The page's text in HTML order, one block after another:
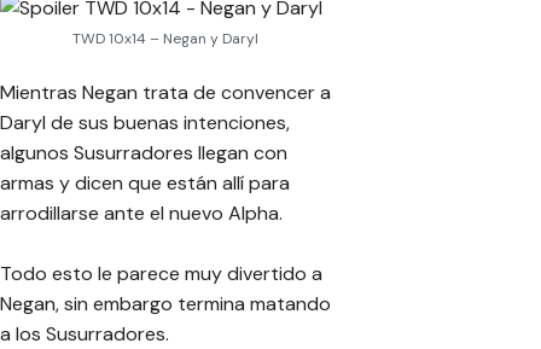
TWD 10x14 – Negan y Daryl
Mientras Negan trata de convencer a
Daryl de sus buenas intenciones,
algunos Susurradores llegan con
armas y dicen que están allí para
arrodillarse ante el nuevo Alpha.
Todo esto le parece muy divertido a
Negan, sin embargo termina matando
a los Susurradores.